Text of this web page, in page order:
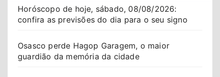
Horóscopo de hoje, sábado, 08/08/2026:
confira as previsões do dia para o seu signo
Osasco perde Hagop Garagem, o maior
guardião da memória da cidade